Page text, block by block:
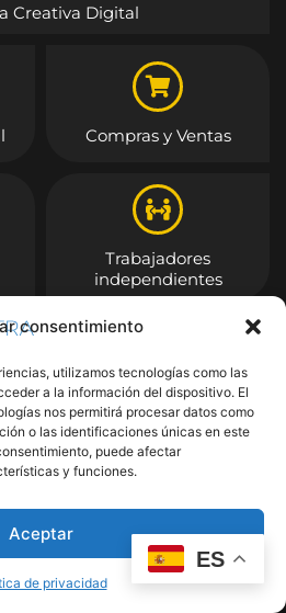
consentimiento
utilizamos tecnologías como las
a la información del dispositivo. El
nos permitirá procesar datos como
o las identificaciones únicas en este
puede afectar
y funciones.
Aceptar
de privacidad
Creativa Digital
Compras y Ventas
Trabajadores
independientes
ES